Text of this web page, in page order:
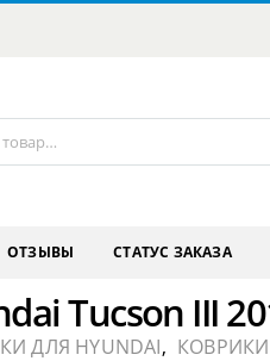
ОТЗЫВЫ СТАТУС ЗАКАЗА
Tucson III
ДЛЯ HYUNDAI, КОВРИКИ